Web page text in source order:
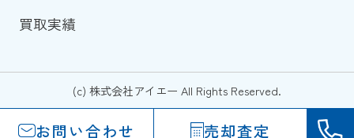
買取実績
(c) 株式会社アイエー All Rights Reserved.
お問い合わせ 売却査定